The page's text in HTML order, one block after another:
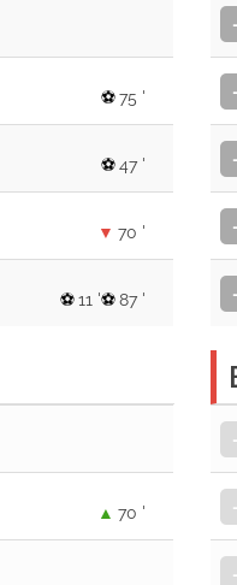
75 '
47 '
70 '
87 '
11 '
70 '
-
-
-
-
-
-
-
-